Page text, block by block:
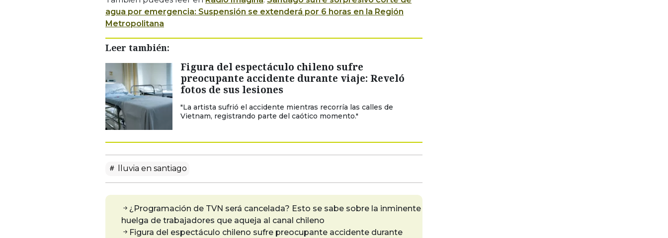
agua por emergencia: Suspensión se extenderá por 6 horas en la Región
Metropolitana
Leer también:
Figura del espectáculo chileno sufre
preocupante accidente durante viaje: Reveló
fotos de sus lesiones
"La artista sufrió el accidente mientras recorría las calles de
Vietnam, registrando parte del caótico momento."
lluvia en santiago
¿Programación de TVN será cancelada? Esto se sabe sobre la inminente
huelga de trabajadores que aqueja al canal chileno
Figura del espectáculo chileno sufre preocupante accidente durante